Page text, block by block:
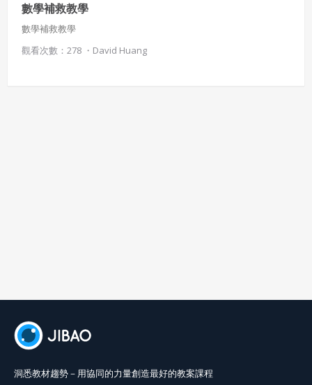
數學補救教學
數學補救教學
觀看次數：278 ・ David Huang
六、終止
會員違反本合約或本系統任一規定者，吉寶系統公司得終止
本合約。
洞悉教材趨勢－用協同的力量創造最好的教案課程